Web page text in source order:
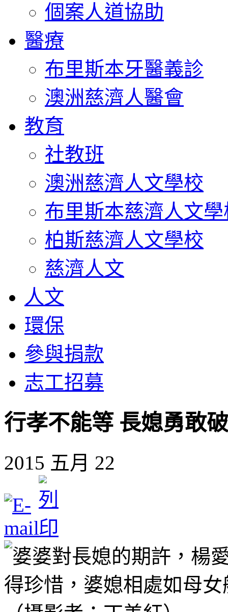
個案人道協助
醫療
布里斯本牙醫義診
澳洲慈濟人醫會
教育
社教班
澳洲慈濟人文學校
布里斯本慈濟人文學
柏斯慈濟人文學校
慈濟人文
人文
環保
參與捐款
志工招募
行孝不能等 長媳勇敢
2015 五月 22